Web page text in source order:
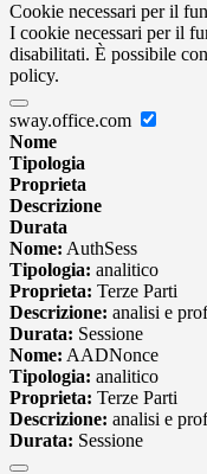
Cookie necessari per il
I cookie necessari per il
disabilitati. È possibile
policy.
sway.office.com
Nome
Tipologia
Proprieta
Descrizione
Durata
Nome: AuthSess
Tipologia: analitico
Proprieta: Terze Parti
Descrizione: analisi e
Durata: Sessione
Nome: AADNonce
Tipologia: analitico
Proprieta: Terze Parti
Descrizione: analisi e
Durata: Sessione